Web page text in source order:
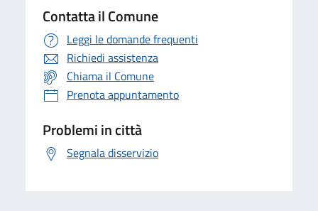
Contatta il Comune
Leggi le domande frequenti
Richiedi assistenza
Chiama il Comune
Prenota appuntamento
Problemi in città
Segnala disservizio